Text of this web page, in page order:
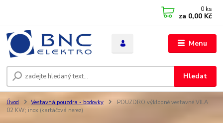
Menu
Hledat
0 ks
za 0,00 Kč
Úvod Vestavná pouzdra - bodovky
POUZDRO výklopné vestavné VILA
02 KW; inox (kartáčová nerez)